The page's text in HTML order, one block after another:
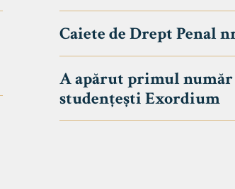
Caiete de Drept Penal
A apărut primul
studențești Exordium